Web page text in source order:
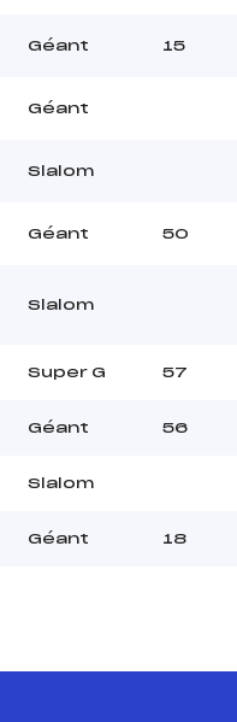
Géant 15
Géant
Slalom
Géant 50
Slalom
Super G 57
Géant 56
Slalom
Géant 18